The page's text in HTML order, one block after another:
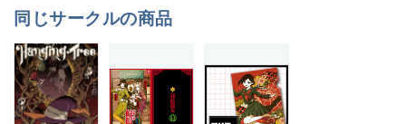
同じサークルの商品